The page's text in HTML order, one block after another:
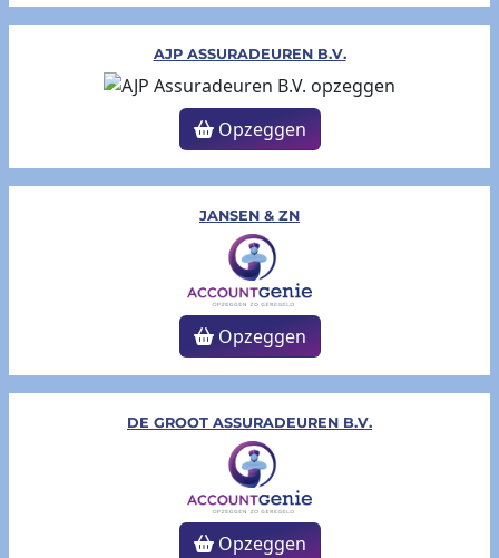
AJP ASSURADEUREN B.V.
Opzeggen
JANSEN & ZN
Opzeggen
DE GROOT ASSURADEUREN B.V.
Opzeggen